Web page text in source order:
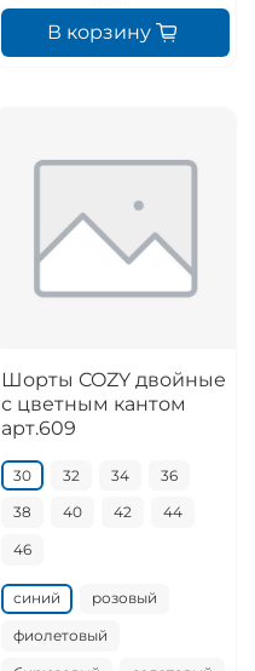
В корзину
Шорты COZY двойные
с цветным кантом
арт.609
30 32 34 36
38 40 42 44
46
синий розовый
фиолетовый